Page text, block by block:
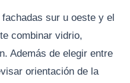
sur u oeste y el
combinar vidrio,
Además de elegir entre
orientación de la